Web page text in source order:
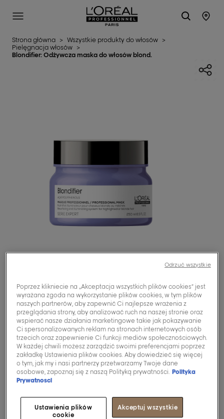
L'Oréal Professionnel Paris
SITE MENU
Strona główna > Wszystkie produkty do włosów >
Pielęgnacja włosów >
Blondifier: Odżywcza maska do włosów blond.
Serie Expert
[Blondifier]
Maska
rozświetlająca do
włosów blond i
rozjaśnianych.
Poprzez klikniecie na „Akceptacja wszystkich plików cookies” jest
wyrażana zgoda na wykorzystanie plików cookies, w tym plików
naszych partnerów, aby zapewnić Ci najlepsze wrażenia z
przeglądania strony, aby analizować ruch na naszej stronie oraz
wspierać nasze działania marketingowe takie jak pokazywanie
Ci spersonalizowanych reklam na stronach internetowych osób
trzecich oraz zapewnienie Ci funkcji mediów społecznościowych.
W każdej chwili możesz zarządzić swoimi preferencjami poprzez
zakładkę Ustawienia plików cookies. Aby dowiedzieć się więcej
o tym, jak my i nasi partnerzy przetwarzamy Twoje dane
osobowe, zapoznaj się z naszą Polityką prywatności. Polityka
Prywatnosci
Ustawienia plików
cookie
Akceptuj wszystkie
Odrzuć wszystkie